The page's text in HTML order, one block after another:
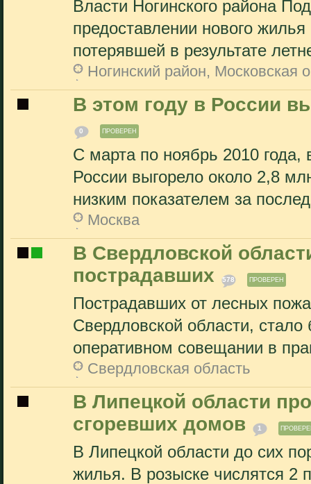
Власти Ногинского района
предоставлении нового
потерявшей в результате
Ногинский район, Московская
В этом году в России
0 ПРОВЕРЕН
С марта по ноябрь 2010 года,
России выгорело около 2,8
низким показателем за
Москва
В Свердловской
пострадавших
578 ПРОВЕРЕН
Пострадавших от лесных
Свердловской области,
оперативном совещании в
Свердловская область
В Липецкой области
сгоревших домов
1
В Липецкой области до сих
жилья. В розыске числятся 2